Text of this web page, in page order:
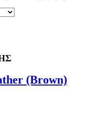
(Brown)